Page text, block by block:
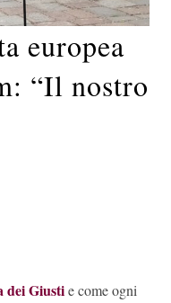
europea
“Il nostro
dei Giustie come ogni